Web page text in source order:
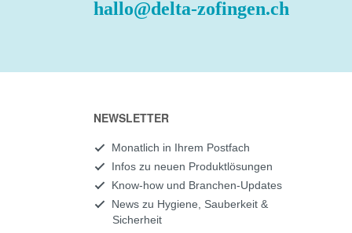
hallo@delta-zofingen.ch
NEWSLETTER
Monatlich in Ihrem Postfach
Infos zu neuen Produktlösungen
Know-how und Branchen-Updates
News zu Hygiene, Sauberkeit &
Sicherheit